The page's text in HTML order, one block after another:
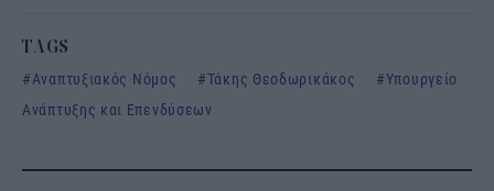
TAGS
Αναπτυξιακός Νόμος
Τάκης Θεοδωρικάκος
Υπουργείο
Ανάπτυξης και Επενδύσεων